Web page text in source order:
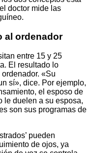
doctor mide las
al ordenador
entre 15 y 25
El resultado lo
«Su
sí», dice. Por ejemplo,
el esposo de
le duelen a su esposa,
son sus programas de
pueden
de ojos, ya